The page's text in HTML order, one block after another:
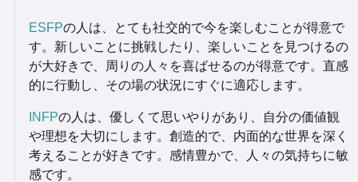
ESFPの人は、とても社交的で今を楽しむことが得意で
す。新しいことに挑戦したり、楽しいことを見つけるの
が大好きで、周りの人々を喜ばせるのが得意です。直感
的に行動し、その場の状況にすぐに適応します。
INFPの人は、優しくて思いやりがあり、自分の価値観
や理想を大切にします。創造的で、内面的な世界を深く
考えることが好きです。感情豊かで、人々の気持ちに敏
感です。